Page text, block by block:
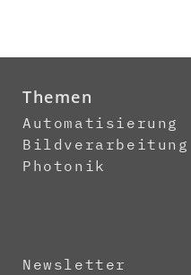
Themen
Automatisierung
Bildverarbeitung
Photonik
Newsletter